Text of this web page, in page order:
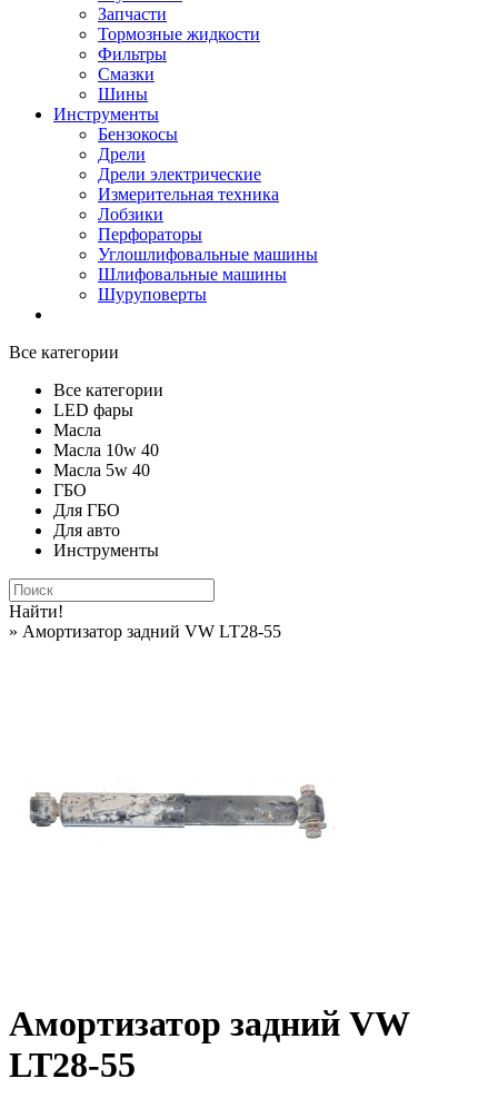
Запчасти
Тормозные жидкости
Фильтры
Смазки
Шины
Инструменты
Бензокосы
Дрели
Дрели электрические
Измерительная техника
Лобзики
Перфораторы
Углошлифовальные машины
Шлифовальные машины
Шуруповерты
Все категории
Все категории
LED фары
Масла
Масла 10w 40
Масла 5w 40
ГБО
Для ГБО
Для авто
Инструменты
Найти!
» Амортизатор задний VW LT28-55
Амортизатор задний VW
LT28-55